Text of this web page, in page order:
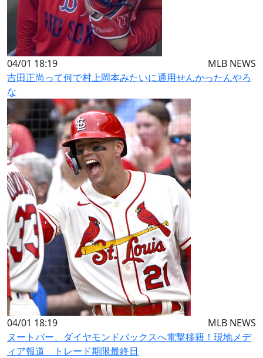
04/01 18:19
MLB NEWS
吉田正尚って何で村上岡本みたいに通用せんかったんやろ
な
04/01 18:19
MLB NEWS
ヌートバー、ダイヤモンドバックスへ電撃移籍！現地メデ
ィア報道 トレード期限最終日